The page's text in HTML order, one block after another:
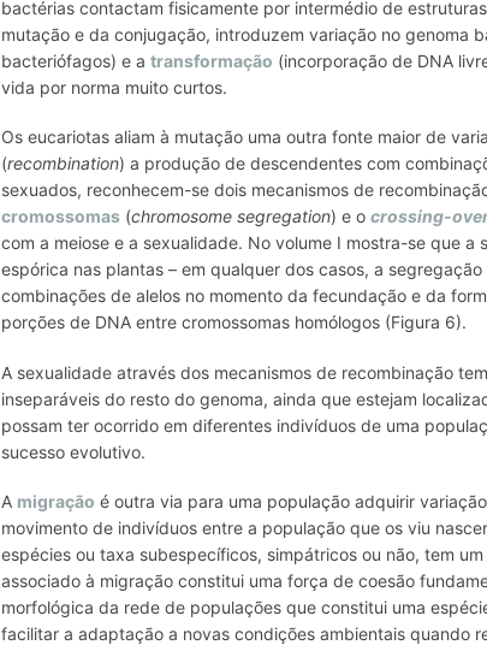
bactérias contactam fisicamente por intermédio de
mutação e da conjugação, introduzem variação no genoma
bacteriófagos) e atransformação (incorporação de DNA
vida por norma muito curtos.
Os eucariotas aliam à mutação uma outra fonte maior de
(recombination) a produção de descendentes com
sexuados, reconhecem-se dois mecanismos de
cromossomas (chromosome segregation) e ocrossing-
com a meiose e a sexualidade. No volume I mostra-se que
espórica nas plantas – em qualquer dos casos, a
combinações de alelos no momento da fecundação e da
porções de DNA entre cromossomas homólogos (Figura 6).
A sexualidade através dos mecanismos de recombinação
inseparáveis do resto do genoma, ainda que estejam
possam ter ocorrido em diferentes indivíduos de uma
sucesso evolutivo.
A migração é outra via para uma população adquirir
movimento de indivíduos entre a população que os viu
espécies outaxa subespecíficos, simpátricos ou não, tem
associado à migração constitui uma força de coesão
morfológica da rede de populações que constitui uma
facilitar a adaptação a novas condições ambientais quando